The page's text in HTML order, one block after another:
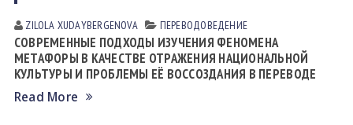
ZILOLA XUDАYBERGENOVА ПЕРЕВОДОВЕДЕНИЕ
СОВРЕМЕННЫЕ ПОДХОДЫ ИЗУЧЕНИЯ ФЕНОМЕНА
МЕТАФОРЫ В КАЧЕСТВЕ ОТРАЖЕНИЯ НАЦИОНАЛЬНОЙ
КУЛЬТУРЫ И ПРОБЛЕМЫ ЕЁ ВОССОЗДАНИЯ В ПЕРЕВОДЕ
Read More